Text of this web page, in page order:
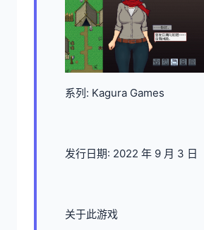
系列: Kagura Games
发行日期: 2022 年 9 月 3 日
关于此游戏